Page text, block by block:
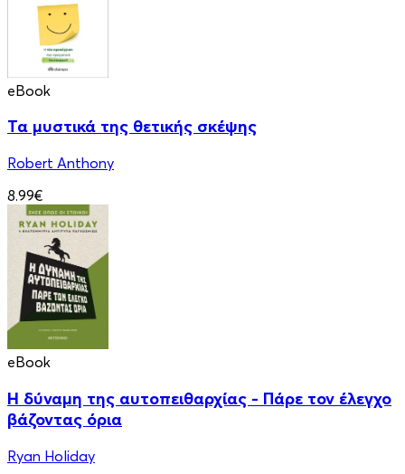
eBook
Τα μυστικά της θετικής σκέψης
Robert Anthony
8.99€
eBook
Η δύναμη της αυτοπειθαρχίας - Πάρε τον έλεγχο
βάζοντας όρια
Ryan Holiday